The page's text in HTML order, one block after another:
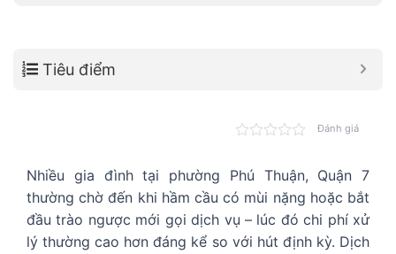
Tiêu điểm
Đánh giá
Nhiều gia đình tại phường Phú Thuận, Quận 7
thường chờ đến khi hầm cầu có mùi nặng hoặc bắt
đầu trào ngược mới gọi dịch vụ – lúc đó chi phí xử
lý thường cao hơn đáng kể so với hút định kỳ. Dịch